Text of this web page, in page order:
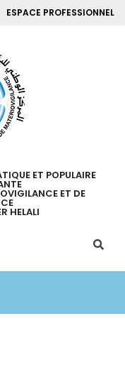
ESPACE PROFESSIONNEL
ET POPULAIRE
ET DE
HELALI